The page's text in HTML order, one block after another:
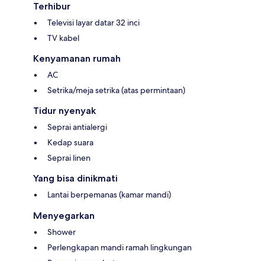
Terhibur
Televisi layar datar 32 inci
TV kabel
Kenyamanan rumah
AC
Setrika/meja setrika (atas permintaan)
Tidur nyenyak
Seprai antialergi
Kedap suara
Seprai linen
Yang bisa dinikmati
Lantai berpemanas (kamar mandi)
Menyegarkan
Shower
Perlengkapan mandi ramah lingkungan